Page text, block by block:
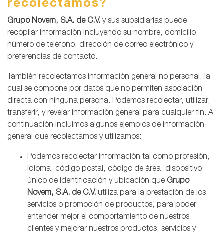
recolectamos?
Grupo Novem, S.A. de C.V. y sus subsidiarias puede
recopilar información incluyendo su nombre, domicilio,
número de teléfono, dirección de correo electrónico y
preferencias de contacto.
También recolectamos información general no personal, la
cual se compone por datos que no permiten asociación
directa con ninguna persona. Podemos recolectar, utilizar,
transferir, y revelar información general para cualquier fin. A
continuación incluimos algunos ejemplos de información
general que recolectamos y utilizamos:
Podemos recolectar información tal como profesión,
idioma, código postal, código de área, dispositivo
único de identificación y ubicación que Grupo
Novem, S.A. de C.V. utiliza para la prestación de los
servicios o promoción de productos, para poder
entender mejor el comportamiento de nuestros
clientes y mejorar nuestros productos, servicios y